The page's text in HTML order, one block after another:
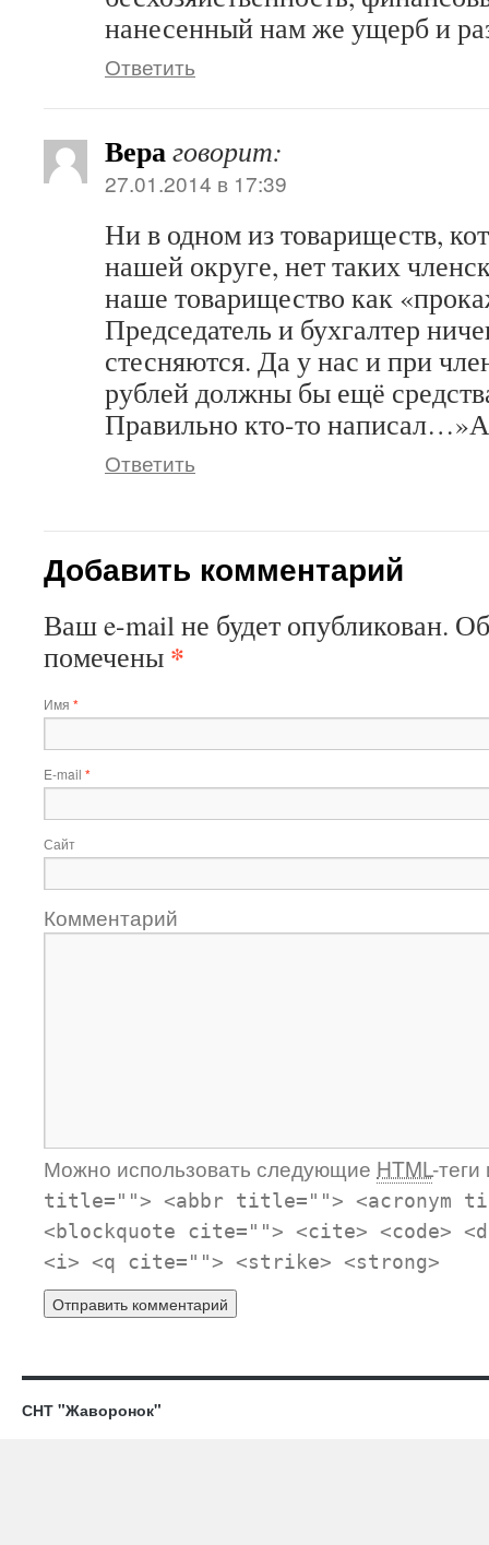
нанесенный нам же ущерб и
Ответить
Вераговорит:
27.01.2014 в 17:39
Ни в одном из товариществ,
нашей округе, нет таких
наше товарищество как
Председатель и бухгалтер
стесняются. Да у нас и при
рублей должны бы ещё
Правильно кто-то
Ответить
Добавить комментарий
Ваш e-mail не будет опубликован.
помечены *
Имя *
E-mail *
Сайт
Комментарий
Можно использовать следующие HTML-
title=""> <abbr title=""> <acronym
<blockquote cite=""> <cite> <code>
<i> <q cite=""> <strike> <strong>
СНТ "Жаворонок"